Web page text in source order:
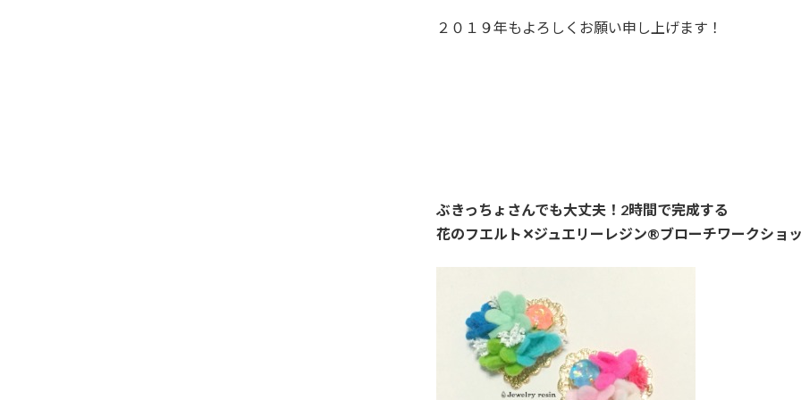
２０１９年もよろしくお願い申し上げます！
ぶきっちょさんでも大丈夫！2時間で完成する
花のフエルト✕ジュエリーレジン®ブローチワークショ